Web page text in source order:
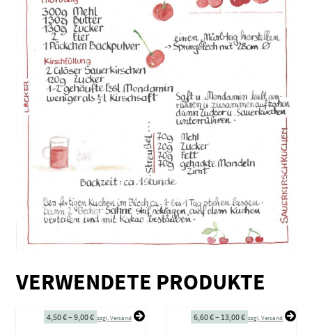
VERWENDETE PRODUKTE
4,50€–9,00€ zzgl. Versand 6,60€– 13,00€ zzgl. Versand